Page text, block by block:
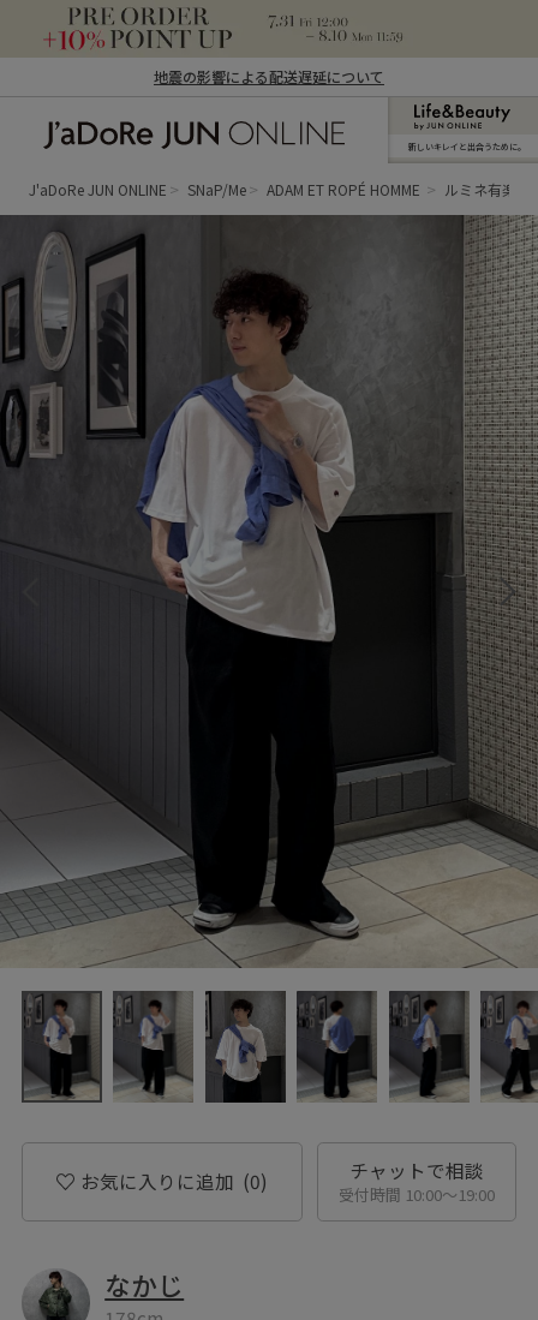
地震の影響による配送遅延について
ン オンライン）
新しいキレイと出合うために。
J'aDoRe JUN ONLINE SNaP/Me ADAM ET ROPÉ HOMME ルミネ有楽町
お気に入りに追加 (0) チャットで相談
受付時間 10:00〜19:00
なかじ